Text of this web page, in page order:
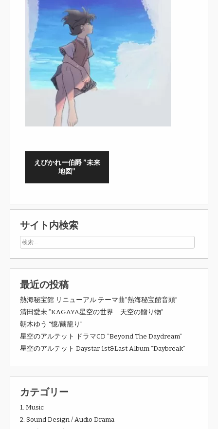
えびかれー伯爵 ”未来
地図”
サイト内検索
最近の投稿
熱海秘宝館 リニューアル テーマ曲”熱海秘宝館音頭”
清田愛未 ”KAGAYA星空の世界 天空の贈り物”
朝木ゆう “憶/繭籠り”
星空のアルテット ドラマCD ”Beyond The Daydream”
星空のアルテット Daystar 1st&Last Album “Daybreak”
カテゴリー
1. Music
2. Sound Design / Audio Drama